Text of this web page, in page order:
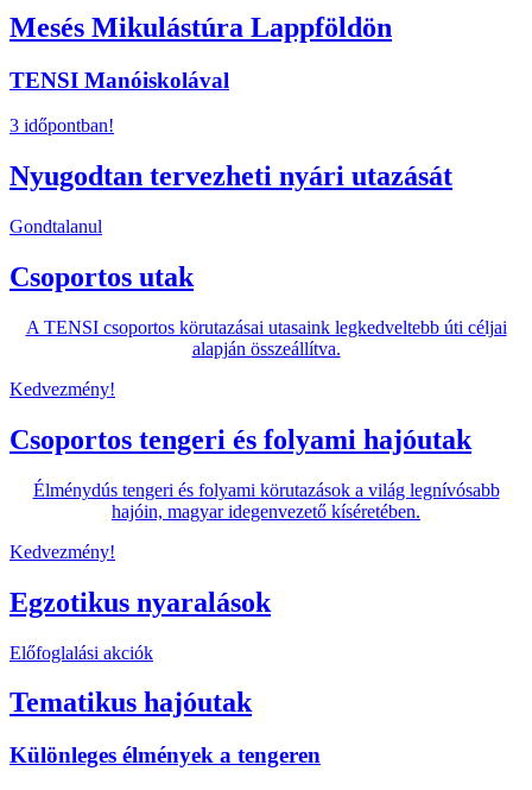
Mesés Mikulástúra Lappföldön
TENSI Manóiskolával
3 időpontban!
Nyugodtan tervezheti nyári utazását
Gondtalanul
Csoportos utak
A TENSI csoportos körutazásai utasaink legkedveltebb úti céljai
alapján összeállítva.
Kedvezmény!
Csoportos tengeri és folyami hajóutak
Élménydús tengeri és folyami körutazások a világ legnívósabb
hajóin, magyar idegenvezető kíséretében.
Kedvezmény!
Egzotikus nyaralások
Előfoglalási akciók
Tematikus hajóutak
Különleges élmények a tengeren